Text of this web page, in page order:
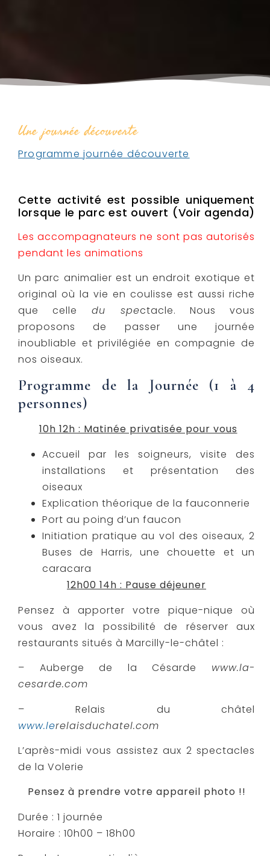
Une journée découverte
Programme journée découverte
Cette activité est possible uniquement
lorsque le parc est ouvert (Voir agenda)
Les accompagnateurs ne sont pas autorisés
pendant les animations
Un parc animalier est un endroit exotique et
original où la vie en coulisse est aussi riche
que celle du spectacle. Nous vous
proposons de passer une journée
inoubliable et privilégiée en compagnie de
nos oiseaux.
Programme de la Journée (1 à 4
personnes)
10h 12h : Matinée privatisée pour vous
Accueil par les soigneurs, visite des
installations et présentation des
oiseaux
Explication théorique de la fauconnerie
Port au poing d’un faucon
Initiation pratique au vol des oiseaux, 2
Buses de Harris, une chouette et un
caracara
12h00 14h : Pause déjeuner
Pensez à apporter votre pique-nique où
vous avez la possibilité de réserver aux
restaurants situés à Marcilly-le-châtel :
– Auberge de la Césarde www.la-
cesarde.com
– Relais du châtel
www.lerelaisduchatel.com
L’après-midi vous assistez aux 2 spectacles
de la Volerie
Pensez à prendre votre appareil photo !!
Durée : 1 journée
Horaire : 10h00 – 18h00